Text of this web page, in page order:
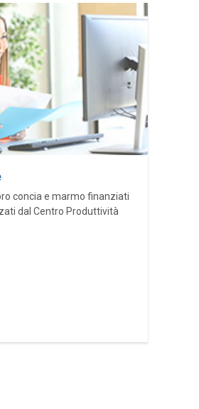
concia e marmo finanziati
dal Centro Produttività